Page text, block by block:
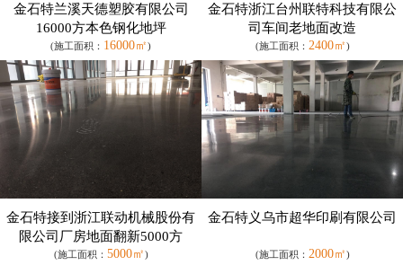
金石特兰溪天德塑胶有限公司
16000方本色钢化地坪
(施工面积： 16000㎡)
金石特浙江台州联特科技有限公
司车间老地面改造
(施工面积： 2400㎡)
金石特接到浙江联动机械股份有
限公司厂房地面翻新5000方
(施工面积： 5000㎡)
金石特义乌市超华印刷有限公司
(施工面积： 2000㎡)